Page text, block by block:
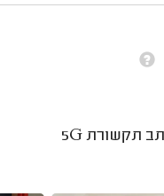
התקנת נקודות רשת, נתב תקשורת 5G